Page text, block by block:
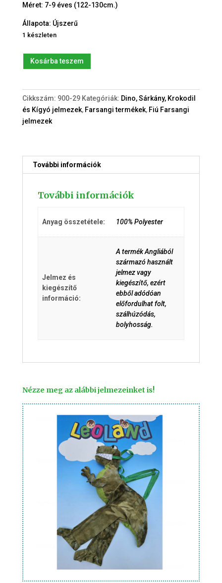
Méret: 7-9 éves (122-130cm.)
Állapota: Újszerű
1 készleten
Dinoszaurusz
jelmez
9év)
mennyiség
Kosárba teszem
Cikkszám: 900-29 Kategóriák: Dino, Sárkány, Krokodil
és Kígyó jelmezek, Farsangi termékek, Fiú Farsangi
jelmezek
További információk
További információk
Anyag összetétele: 100% Polyester
Jelmez és
kiegészítő
információ:
A termék Angliából
származó használt
jelmez vagy
kiegészítő, ezért
ebből adódóan
előfordulhat folt,
szálhúzódás,
bolyhosság.
Nézze meg az alábbi jelmezeinket is!